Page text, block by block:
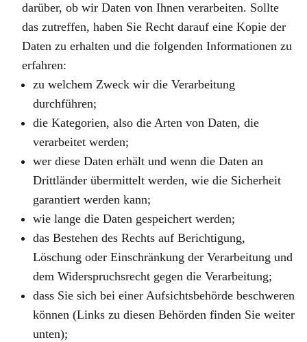
darüber, ob wir Daten von Ihnen verarbeiten. Sollte
das zutreffen, haben Sie Recht darauf eine Kopie der
Daten zu erhalten und die folgenden Informationen zu
erfahren:
zu welchem Zweck wir die Verarbeitung
durchführen;
die Kategorien, also die Arten von Daten, die
verarbeitet werden;
wer diese Daten erhält und wenn die Daten an
Drittländer übermittelt werden, wie die Sicherheit
garantiert werden kann;
wie lange die Daten gespeichert werden;
das Bestehen des Rechts auf Berichtigung,
Löschung oder Einschränkung der Verarbeitung und
dem Widerspruchsrecht gegen die Verarbeitung;
dass Sie sich bei einer Aufsichtsbehörde beschweren
können (Links zu diesen Behörden finden Sie weiter
unten);